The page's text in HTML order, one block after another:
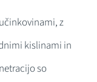
z
kislinami in
so